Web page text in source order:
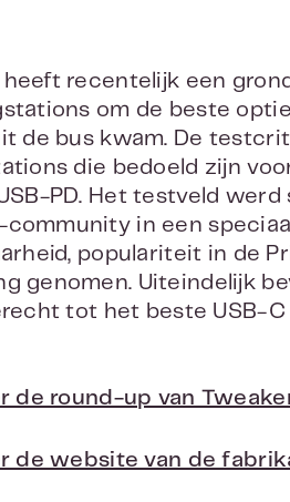
heeft recentelijk een
om de beste
de bus kwam. De
die bedoeld zijn
PD. Het testveld
community in een
populariteit in de
genomen. Uiteindelijk
tot het beste USB-
de round-up van
de website van de